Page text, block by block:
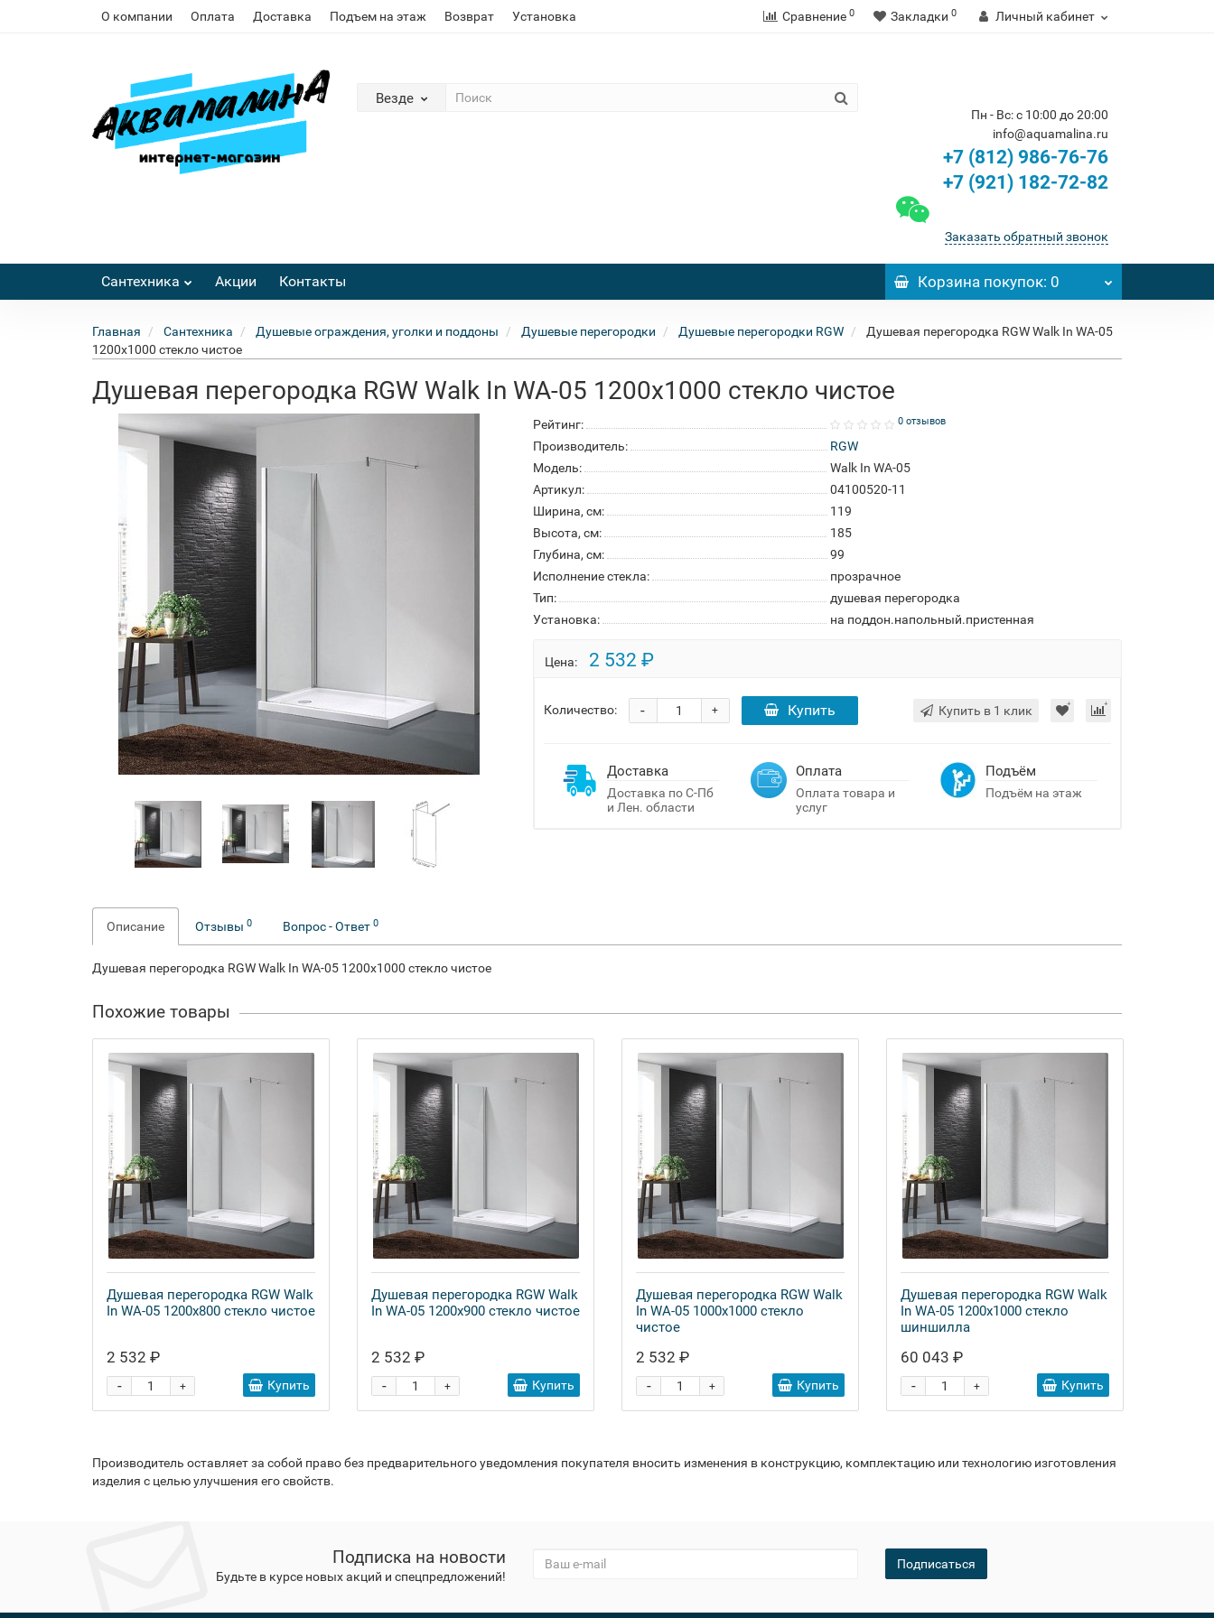
О компании Оплата Доставка Подъем на этаж Возврат Установка Сравнение 0 Закладки 0 Личный кабинет
Везде
Пн - Вс: с 10:00 до 20:00
info@aquamalina.ru
+7 (812) 986-76-76
+7 (921) 182-72-82
Заказать обратный звонок
Сантехника Акции Контакты Корзинапокупок: 0
Главная Сантехника Душевые ограждения, уголки и поддоны Душевые перегородки Душевые перегородки RGW
Душевая перегородка RGW Walk In WA-05
1200x1000 стекло чистое
Душевая перегородка RGW Walk In WA-05 1200x1000 стекло чистое
Рейтинг: 0 отзывов
Производитель:
RGW
Модель:
Walk In WA-05
Артикул:
04100520-11
Ширина, см:
119
Высота, см:
185
Глубина, см:
99
Исполнение стекла:
прозрачное
Тип:
душевая перегородка
Установка:
на поддон.напольный.пристенная
Цена: 2 532 ₽
Количество: +
- Купить Купить в 1 клик
Доставка
Доставка по С-Пб
и Лен. области
Оплата
Оплата товара и
услуг
Подъём
Подъём на этаж
Описание Отзывы 0 Вопрос - Ответ 0
Душевая перегородка RGW Walk In WA-05 1200x1000 стекло чистое
Похожие товары
Душевая перегородка RGW Walk
In WA-05 1200x800 стекло чистое
2 532 ₽
+
- Купить
Душевая перегородка RGW Walk
In WA-05 1200x900 стекло чистое
2 532 ₽
+
- Купить
Душевая перегородка RGW Walk
In WA-05 1000x1000 стекло
чистое
2 532 ₽
+
- Купить
Душевая перегородка RGW Walk
In WA-05 1200x1000 стекло
шиншилла
60 043 ₽
+
- Купить
Производитель оставляет за собой право без предварительного уведомления покупателя вносить изменения в конструкцию, комплектацию или технологию изготовления
изделия с целью улучшения его свойств.
Подписка на новости
Будьте в курсе новых акций и спецпредложений!
Подписаться